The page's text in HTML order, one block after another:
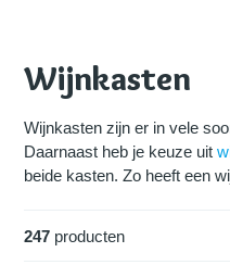
Wijnkasten
Wijnkasten zijn er in vele
Daarnaast heb je keuze uit
beide kasten. Zo heeft een
247producten